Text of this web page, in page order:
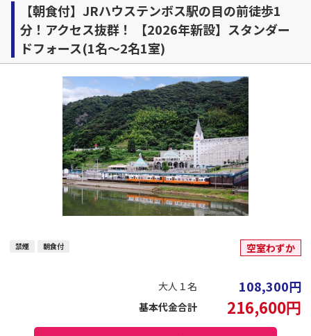
【朝食付】JRハウステンボス駅の目の前徒歩1
分！アクセス抜群！ 【2026年新設】スタンダー
ドフォース(1名～2名1室)
禁煙 朝食付 空室わずか
大人１名 108,300円
基本代金合計 216,600円